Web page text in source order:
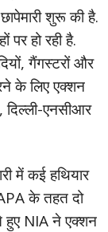
शुरू की है.
पर हो रही है.
गैंगस्टरों और
के लिए एक्शन
दिल्ली-एनसीआर
में कई हथियार
के तहत दो
हुए NIA ने एक्शन